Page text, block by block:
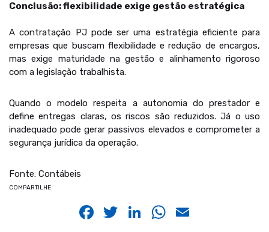
Conclusão: flexibilidade exige gestão estratégica
A contratação PJ pode ser uma estratégia eficiente para
empresas que buscam flexibilidade e redução de encargos,
mas exige maturidade na gestão e alinhamento rigoroso
com a legislação trabalhista.
Quando o modelo respeita a autonomia do prestador e
define entregas claras, os riscos são reduzidos. Já o uso
inadequado pode gerar passivos elevados e comprometer a
segurança jurídica da operação.
Fonte: Contábeis
COMPARTILHE
Facebook
Twitter
LinkedIn
WhatsApp